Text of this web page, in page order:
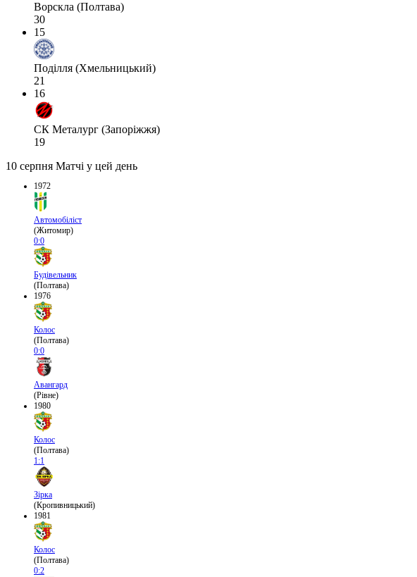
Ворскла (Полтава)
30
15
Поділля (Хмельницький)
21
16
СК Металург (Запоріжжя)
19
10 серпня Матчі у цей день
1972
Автомобіліст
(Житомир)
0:0
Будівельник
(Полтава)
1976
Колос
(Полтава)
0:0
Авангард
(Рівне)
1980
Колос
(Полтава)
1:1
Зірка
(Кропивницький)
1981
Колос
(Полтава)
0:2